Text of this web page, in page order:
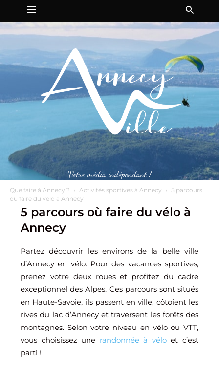
Votre média indépendant !
Que faire à Annecy ? Activités sportives à Annecy
5 parcours
où faire du vélo à Annecy
5 parcours où faire du vélo à
Annecy
Partez découvrir les environs de la belle ville
d’Annecy en vélo. Pour des vacances sportives,
prenez votre deux roues et profitez du cadre
exceptionnel des Alpes. Ces parcours sont situés
en Haute-Savoie, ils passent en ville, côtoient les
rives du lac d’Annecy et traversent les forêts des
montagnes. Selon votre niveau en vélo ou VTT,
vous choisissez une randonnée à véloet c’est
parti !